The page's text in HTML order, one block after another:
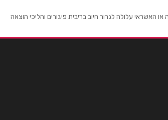
עלולה לגרור חיוב בריבית פיגורים והליכי הוצאה